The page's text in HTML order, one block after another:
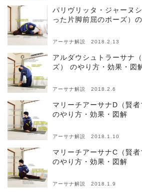
パリヴリッタ・ジャーヌ
った片脚前屈のポーズ）
アーサナ解説 2018.2.13
アルダウシュトラーサナ
ズ） のやり方・効果・図
アーサナ解説 2018.2.6
マリーチアーサナD（賢者
のやり方・効果・図解
アーサナ解説 2018.1.10
マリーチアーサナC（賢者
のやり方・効果・図解
アーサナ解説 2018.1.9